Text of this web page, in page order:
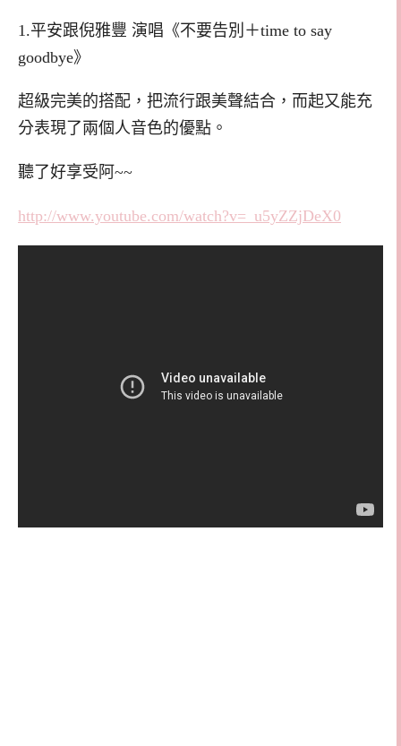
1.平安跟倪雅豐 演唱《不要告別＋time to say
goodbye》
超級完美的搭配，把流行跟美聲結合，而起又能充
分表現了兩個人音色的優點。
聽了好享受阿~~
http://www.youtube.com/watch?v=_u5yZZjDeX0